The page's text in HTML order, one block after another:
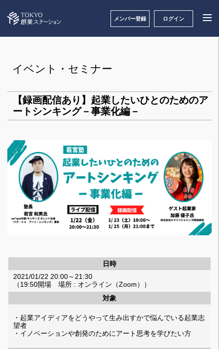
メンバー登録 ログイン
イベント・セミナー
【録画配信あり】起業したいひとのためのア
ートシンキング－事業化編－
日時
2021/01/22 20:00～21:30
（19:50開場 場所 : オンライン（Zoom））
対象
・起業アイディアをどうやって生み出すかで悩んでいる起業志
望者
・イノベーションや創発のためにアート思考を学びたい方